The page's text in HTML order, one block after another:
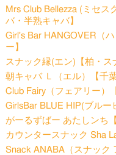
Mrs Club Bellezza (ミセス
バ・半熟キャバ】
Girl's Bar HANGOVER（
ー】
スナック縁(エン)【柏・ス
朝キャバ Ｌ（エル）【千
Club Fairy（フェアリー）
GirlsBar BLUE HIP(ブルー
がーるずばー あたしンち
カウンタースナック Sha
Snack ANABA（スナック